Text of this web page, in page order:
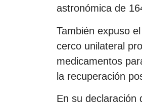
astronómica de
También expuso
cerco unilateral
medicamentos
la recuperación
En su declaración